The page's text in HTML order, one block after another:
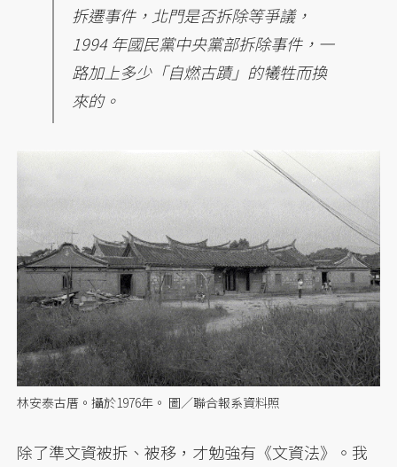
拆遷事件，北門是否拆除等爭議，
1994 年國民黨中央黨部拆除事件，一
路加上多少「自燃古蹟」的犧牲而換
來的。
林安泰古厝。攝於1976年。 圖／聯合報系資料照
除了準文資被拆、被移，才勉強有《文資法》。我